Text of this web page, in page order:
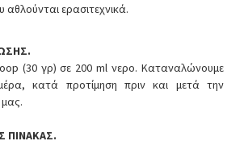
αθλούνται ερασιτεχνικά.
(30 γρ) σε 200 ml νερο. Καταναλώνουμε
κατά προτίμηση πριν και μετά την
ΠΙΝΑΚΑΣ.